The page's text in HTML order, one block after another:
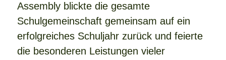
Assembly blickte die gesamte
Schulgemeinschaft gemeinsam auf ein
erfolgreiches Schuljahr zurück und feierte
die besonderen Leistungen vieler